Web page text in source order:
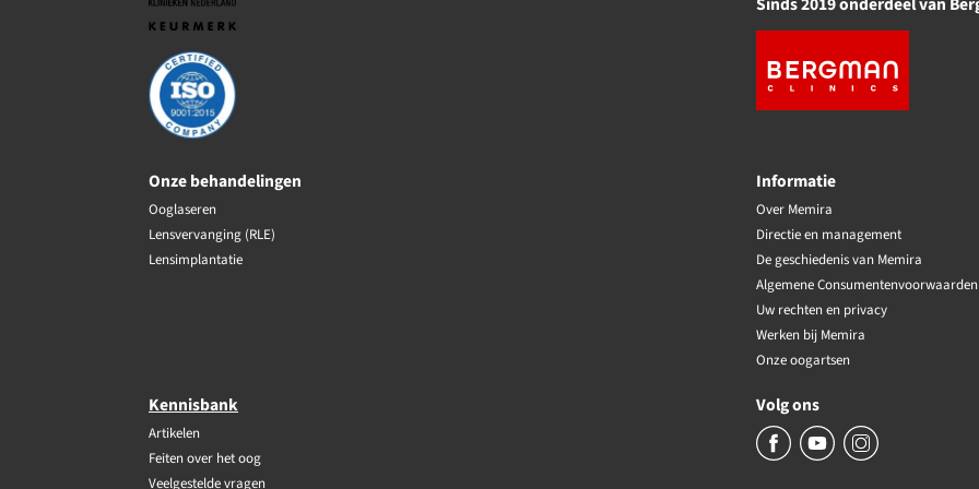
Onze behandelingen
Ooglaseren
Lensvervanging (RLE)
Lensimplantatie
Informatie
Over Memira
Directie en management
De geschiedenis van Memira
Algemene Consumentenvoorwaarden
Uw rechten en privacy
Werken bij Memira
Onze oogartsen
Kennisbank
Artikelen
Feiten over het oog
Veelgestelde vragen
Volg ons